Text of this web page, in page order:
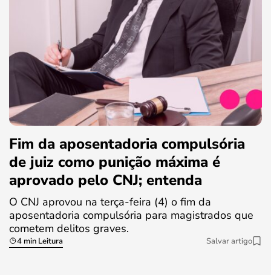
Fim da aposentadoria compulsória
de juiz como punição máxima é
aprovado pelo CNJ; entenda
O CNJ aprovou na terça-feira (4) o fim da
aposentadoria compulsória para magistrados que
cometem delitos graves.
4 min Leitura Salvar artigo